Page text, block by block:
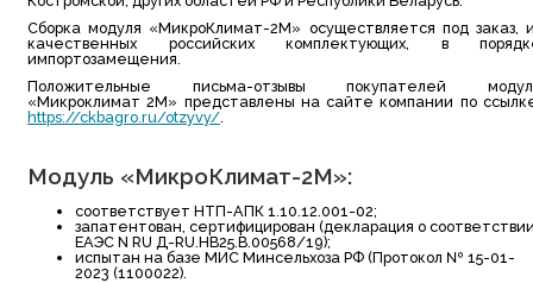
Сборка модуля «МикроКлимат-2М» осуществляется под заказ,
качественных российских комплектующих, в
импортозамещения.
Положительные письма-отзывы покупателей
«Микроклимат 2М» представлены на сайте компании по
https://ckbagro.ru/otzyvy/.
Модуль «МикроКлимат-2М»:
соответствует НТП-АПК 1.10.12.001-02;
запатентован, сертифицирован (декларация о
ЕАЭС N RU Д-RU.НВ25.В.00568/19);
испытан на базе МИС Минсельхоза РФ (Протокол № 15-01-
2023 (1100022).